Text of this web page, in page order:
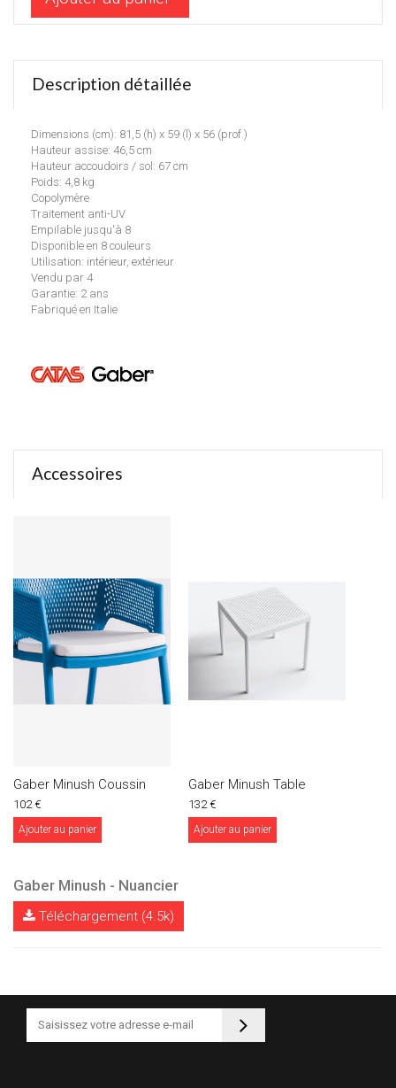
Description détaillée
Dimensions (cm): 81,5 (h) x 59 (l) x 56 (prof.)
Hauteur assise: 46,5 cm
Hauteur accoudoirs / sol: 67 cm
Poids: 4,8 kg
Copolymère
Traitement anti-UV
Empilable jusqu'à 8
Disponible en 8 couleurs
Utilisation: intérieur, extérieur
Vendu par 4
Garantie: 2 ans
Fabriqué en Italie
Accessoires
Gaber Minush Coussin
102 €
Ajouter au panier
Gaber Minush Table
132 €
Ajouter au panier
Gaber Minush - Nuancier
Téléchargement (4.5k)